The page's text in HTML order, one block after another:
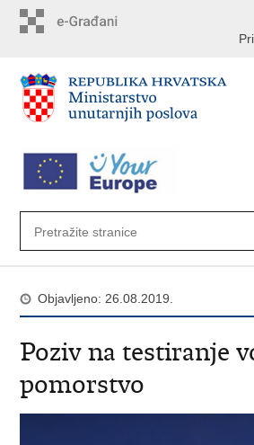
Objavljeno: 26.08.2019.
Poziv na testiranje
pomorstvo